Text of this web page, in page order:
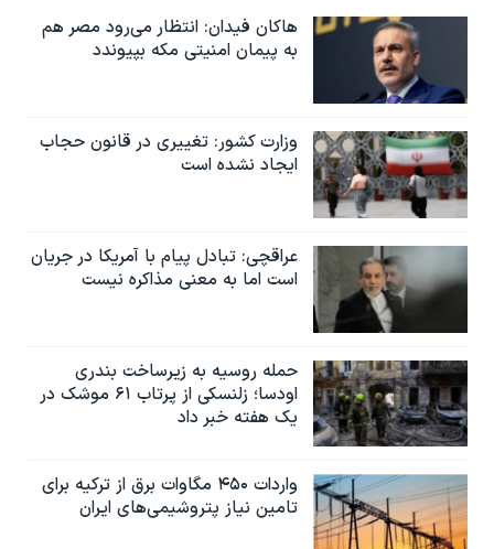
هاکان فیدان: انتظار می‌رود مصر هم
به پیمان امنیتی مکه بپیوندد
وزارت کشور: تغییری در قانون حجاب
ایجاد نشده است
عراقچی: تبادل پیام با آمریکا در جریان
است اما به معنی مذاکره نیست
حمله روسیه به زیرساخت بندری
اودسا؛ زلنسکی از پرتاب ۶۱ موشک در
یک هفته خبر داد
واردات ۴۵۰ مگاوات برق از ترکیه برای
تامین نیاز پتروشیمی‌های ایران